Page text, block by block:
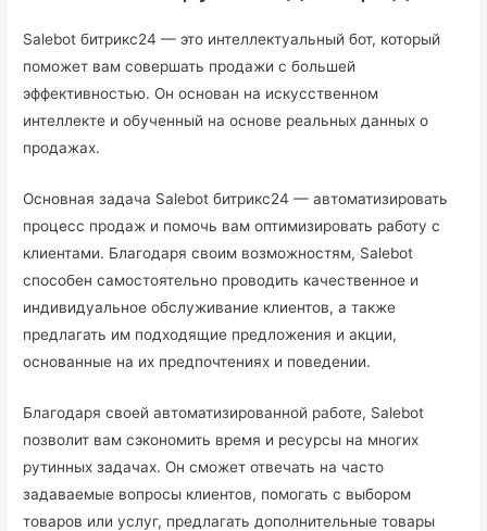
Salebot битрикс24 — это интеллектуальный бот, который
поможет вам совершать продажи с большей
эффективностью. Он основан на искусственном
интеллекте и обученный на основе реальных данных о
продажах.
Основная задача Salebot битрикс24 — автоматизировать
процесс продаж и помочь вам оптимизировать работу с
клиентами. Благодаря своим возможностям, Salebot
способен самостоятельно проводить качественное и
индивидуальное обслуживание клиентов, а также
предлагать им подходящие предложения и акции,
основанные на их предпочтениях и поведении.
Благодаря своей автоматизированной работе, Salebot
позволит вам сэкономить время и ресурсы на многих
рутинных задачах. Он сможет отвечать на часто
задаваемые вопросы клиентов, помогать с выбором
товаров или услуг, предлагать дополнительные товары